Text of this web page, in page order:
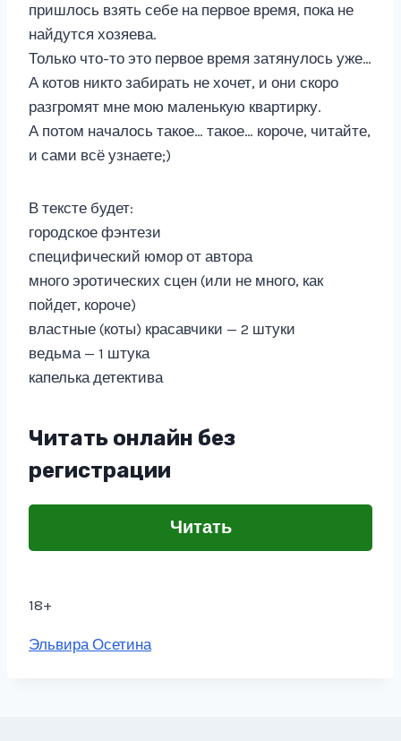
пришлось взять себе на первое время, пока не
найдутся хозяева.
Только что-то это первое время затянулось уже…
А котов никто забирать не хочет, и они скоро
разгромят мне мою маленькую квартирку.
А потом началось такое… такое… короче, читайте,
и сами всё узнаете;)
В тексте будет:
городское фэнтези
специфический юмор от автора
много эротических сцен (или не много, как
пойдет, короче)
властные (коты) красавчики — 2 штуки
ведьма — 1 штука
капелька детектива
Читать онлайн без
регистрации
Читать
18+
Метки
Эльвира Осетина